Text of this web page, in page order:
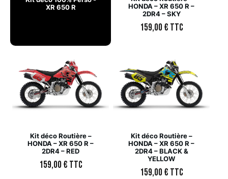
XR 650 R
HONDA – XR 650 R –
2DR4 – SKY
159,00€ TTC
Kit déco Routière –
HONDA – XR 650 R –
2DR4 – RED
159,00€ TTC
Kit déco Routière –
HONDA – XR 650 R –
2DR4 – BLACK &
YELLOW
159,00€ TTC